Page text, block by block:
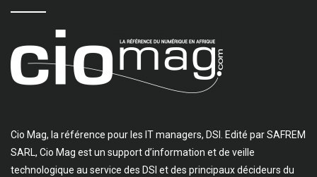
Cio Mag, la référence pour les IT managers, DSI. Edité par SAFREM
SARL, Cio Mag est un support d’information et de veille
technologique au service des DSI et des principaux décideurs du